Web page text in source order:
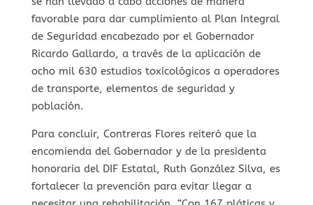
favorable para dar cumplimiento al Plan Integral
de Seguridad encabezado por el Gobernador
Ricardo Gallardo, a través de la aplicación de
ocho mil 630 estudios toxicológicos a operadores
de transporte, elementos de seguridad y
población.
Para concluir, Contreras Flores reiteró que la
encomienda del Gobernador y de la presidenta
honoraria del DIF Estatal, Ruth González Silva, es
fortalecer la prevención para evitar llegar a